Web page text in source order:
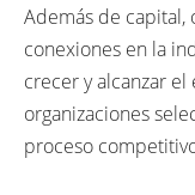
Además de capital,
conexiones en la
crecer y alcanzar el
organizaciones
proceso